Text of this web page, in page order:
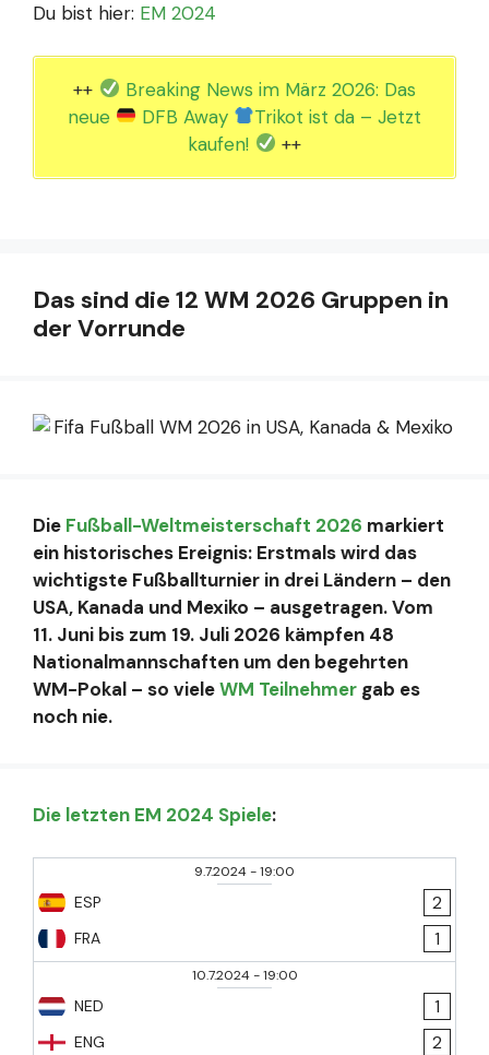
Du bist hier: EM 2024
++
Breaking News im März 2026: Das
neue
DFB Away
Trikot ist da – Jetzt
kaufen!
++
Das sind die 12 WM 2026 Gruppen in
der Vorrunde
Die Fußball-Weltmeisterschaft 2026 markiert
ein historisches Ereignis: Erstmals wird das
wichtigste Fußballturnier in drei Ländern – den
USA, Kanada und Mexiko – ausgetragen. Vom
11. Juni bis zum 19. Juli 2026 kämpfen 48
Nationalmannschaften um den begehrten
WM-Pokal – so vieleWM Teilnehmer gab es
noch nie.
Die letzten EM 2024 Spiele:
9.7.2024-19:00
ESP
FRA
2
1
10.7.2024-19:00
NED
ENG
1
2